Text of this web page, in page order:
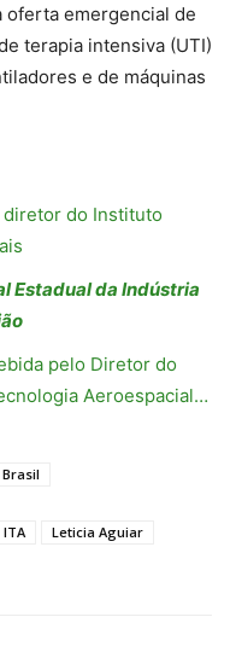
oferta emergencial de
terapia intensiva (UTI)
e de máquinas
do Instituto
Estadual da Indústria
pelo Diretor do
Aeroespacial…
ITA
Leticia Aguiar